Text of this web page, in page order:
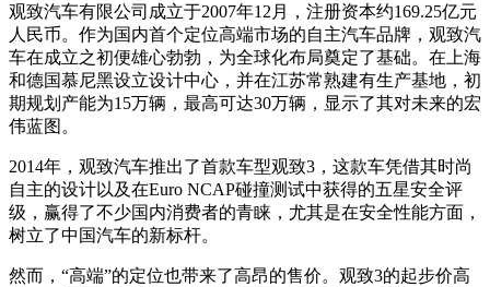
观致汽车有限公司成立于2007年12月，注册资本约169.25亿元
人民币。作为国内首个定位高端市场的自主汽车品牌，观致汽
车在成立之初便雄心勃勃，为全球化布局奠定了基础。在上海
和德国慕尼黑设立设计中心，并在江苏常熟建有生产基地，初
期规划产能为15万辆，最高可达30万辆，显示了其对未来的宏
伟蓝图。
2014年，观致汽车推出了首款车型观致3，这款车凭借其时尚
自主的设计以及在Euro NCAP碰撞测试中获得的五星安全评
级，赢得了不少国内消费者的青睐，尤其是在安全性能方面，
树立了中国汽车的新标杆。
然而，“高端”的定位也带来了高昂的售价。观致3的起步价高